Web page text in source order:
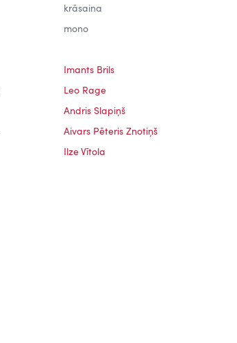
krāsaina
mono
Imants Brils
Leo Rage
Andris Slapiņš
Aivars Pēteris Znotiņš
Ilze Vītola